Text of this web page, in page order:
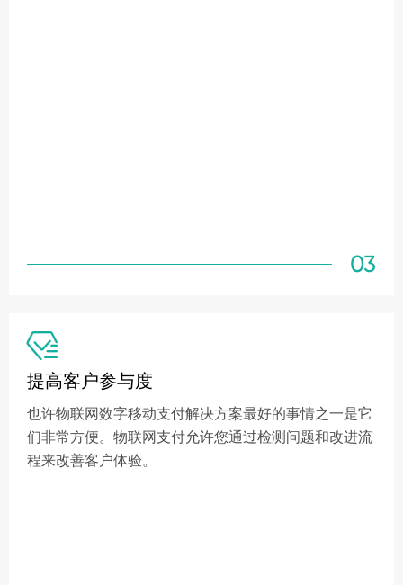
03

提高客户参与度
也许物联网数字移动支付解决方案最好的事情之一是它
们非常方便。物联网支付允许您通过检测问题和改进流
程来改善客户体验。